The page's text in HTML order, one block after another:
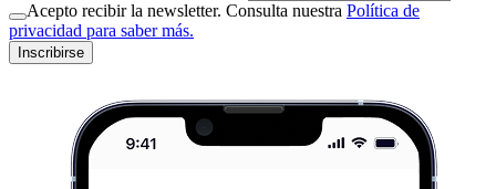
Acepto recibir la newsletter. Consulta nuestra Política de
privacidad para saber más.
Inscribirse